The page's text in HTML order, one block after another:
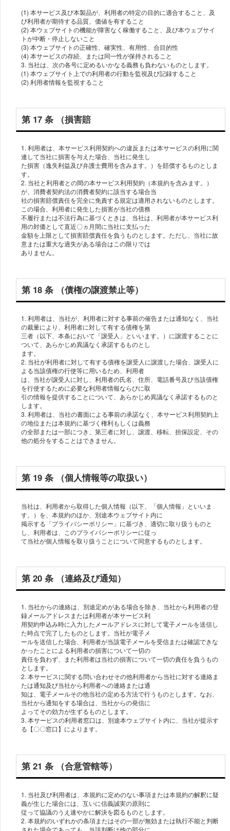
(1) 本サービス及び本製品が、利⽤者の特定の⽬的に適合すること、及
び利⽤者が期待する品質、価値を有すること
(2) 本ウェブサイトの機能が障害なく稼働すること、及び本ウェブサイ
トが中断・停⽌しないこと
(3) 本ウェブサイトの正確性、確実性、有⽤性、合⽬的性
(4) 本サービスの存続、または同⼀性が保持されること
3. 当社は、次の各号に定めるいかなる義務も負わないものとします。
(1) 本ウェブサイト上での利⽤者の⾏動を監視及び記録すること
(2) 利⽤者情報を監視すること
第 17 条 （損害賠
1. 利⽤者は、本サービス利⽤契約への違反または本サービスの利⽤に関
連して当社に損害を与えた場合、当社に発⽣し
た損害（逸失利益及び弁護⼠費⽤を含みます。）を賠償するものとしま
す。
2. 当社と利⽤者との間の本サービス利⽤契約（本規約を含みます。）
が、消費者契約法の消費者契約に該当する場合当
社の損害賠償責任を完全に免責する規定は適⽤されないものとします。
この場合、利⽤者に発⽣した損害が当社の債務
不履⾏または不法⾏為に基づくときは、当社は、利⽤者が本サービス利
⽤の対価として直近〇ヵ⽉間に当社に⽀払った
⾦額を上限として損害賠償責任を負うものとします。ただし、当社に故
意または重⼤な過失がある場合はこの限りでは
ありません。
第 18 条 （債権の譲渡禁⽌等）
1. 利⽤者は、当社が、利⽤者に対する事前の催告または通知なく、当社
の裁量により、利⽤者に対して有する債権を第
三者（以下、本条において「譲受⼈」といいます。）に譲渡することに
ついて、あらかじめ異議なく承諾するものとし
ます。
2. 当社が利⽤者に対して有する債権を譲受⼈に譲渡した場合、譲受⼈に
よる当該債権の⾏使等に⽤いるため、利⽤者
は、当社が譲受⼈に対し、利⽤者の⽒名、住所、電話番号及び当該債権
を⾏使するために必要な利⽤者情報ならびに取
引の情報を提供することについて、あらかじめ異議なく承諾するものと
します。
3. 利⽤者は、当社の書⾯による事前の承諾なく、本サービス利⽤契約上
の地位または本規約に基づく権利もしくは義務
の全部または⼀部につき、第三者に対し、譲渡、移転、担保設定、その
他の処分をすることはできません。
第 19 条 （個⼈情報等の取扱い）
当社は、利⽤者から取得した個⼈情報（以下、「個⼈情報」といいま
す。）を、本規約のほか、別途本ウェブサイト内に
掲⽰する「プライバシーポリシー」に基づき、適切に取り扱うものと
し、利⽤者は、このプライバシーポリシーに従っ
て当社が個⼈情報を取り扱うことについて同意するものとします。
第 20 条 （連絡及び通知）
1. 当社からの連絡は、別途定めがある場合を除き、当社から利⽤者の登
録メールアドレスまたは利⽤者が本サービス利
⽤契約申込み時に⼊⼒したメールアドレスに対して電⼦メールを送信し
た時点で完了したものとします。当社が電⼦メ
ールを送信した場合、利⽤者が当該電⼦メールを受信または確認できな
かったことによる利⽤者の損害について⼀切の
責任を負わず、また利⽤者は当社の損害について⼀切の責任を負うもの
とします。
2. 本サービスに関する問い合わせその他利⽤者から当社に対する連絡ま
たは通知及び当社から利⽤者への連絡または通
知は、電⼦メールその他当社の定める⽅法で⾏うものとします。なお、
当社から通知をする場合は、当社からの発信に
よってその効⼒が⽣ずるものとします。
3. 本サービスの利⽤者窓⼝は、別途本ウェブサイト内に、当社が提⽰す
る【〇〇窓⼝】によります。
第 21 条 （合意管轄等）
1. 当社及び利⽤者は、本規約に定めのない事項または本規約の解釈に疑
義が⽣じた場合には、互いに信義誠実の原則に
従って協議のうえ速やかに解決を図るものとします。
2. 本規約のいずれかの条項またはその⼀部が無効または執⾏不能と判断